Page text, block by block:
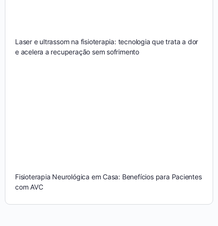
Laser e ultrassom na fisioterapia: tecnologia que trata a dor
e acelera a recuperação sem sofrimento
Fisioterapia Neurológica em Casa: Benefícios para Pacientes
com AVC